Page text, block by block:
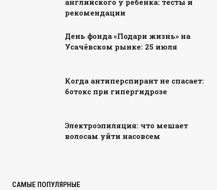
английского у ребенка: тесты и
рекомендации
День фонда «Подари жизнь» на
Усачёвском рынке: 25 июля
Когда антиперспирант не спасает:
ботокс при гипергидрозе
Электроэпиляция: что мешает
волосам уйти насовсем
САМЫЕ ПОПУЛЯРНЫЕ